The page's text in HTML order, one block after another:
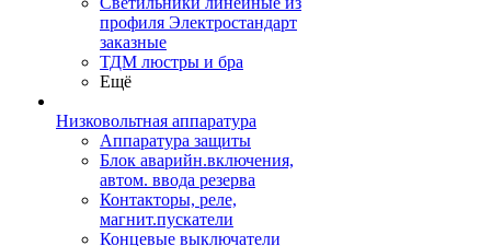
профиля Электростандарт
заказные
ТДМ люстры и бра
Ещё
Низковольтная аппаратура
Аппаратура защиты
Блок аварийн.включения,
автом. ввода резерва
Контакторы, реле,
магнит.пускатели
Концевые выключатели